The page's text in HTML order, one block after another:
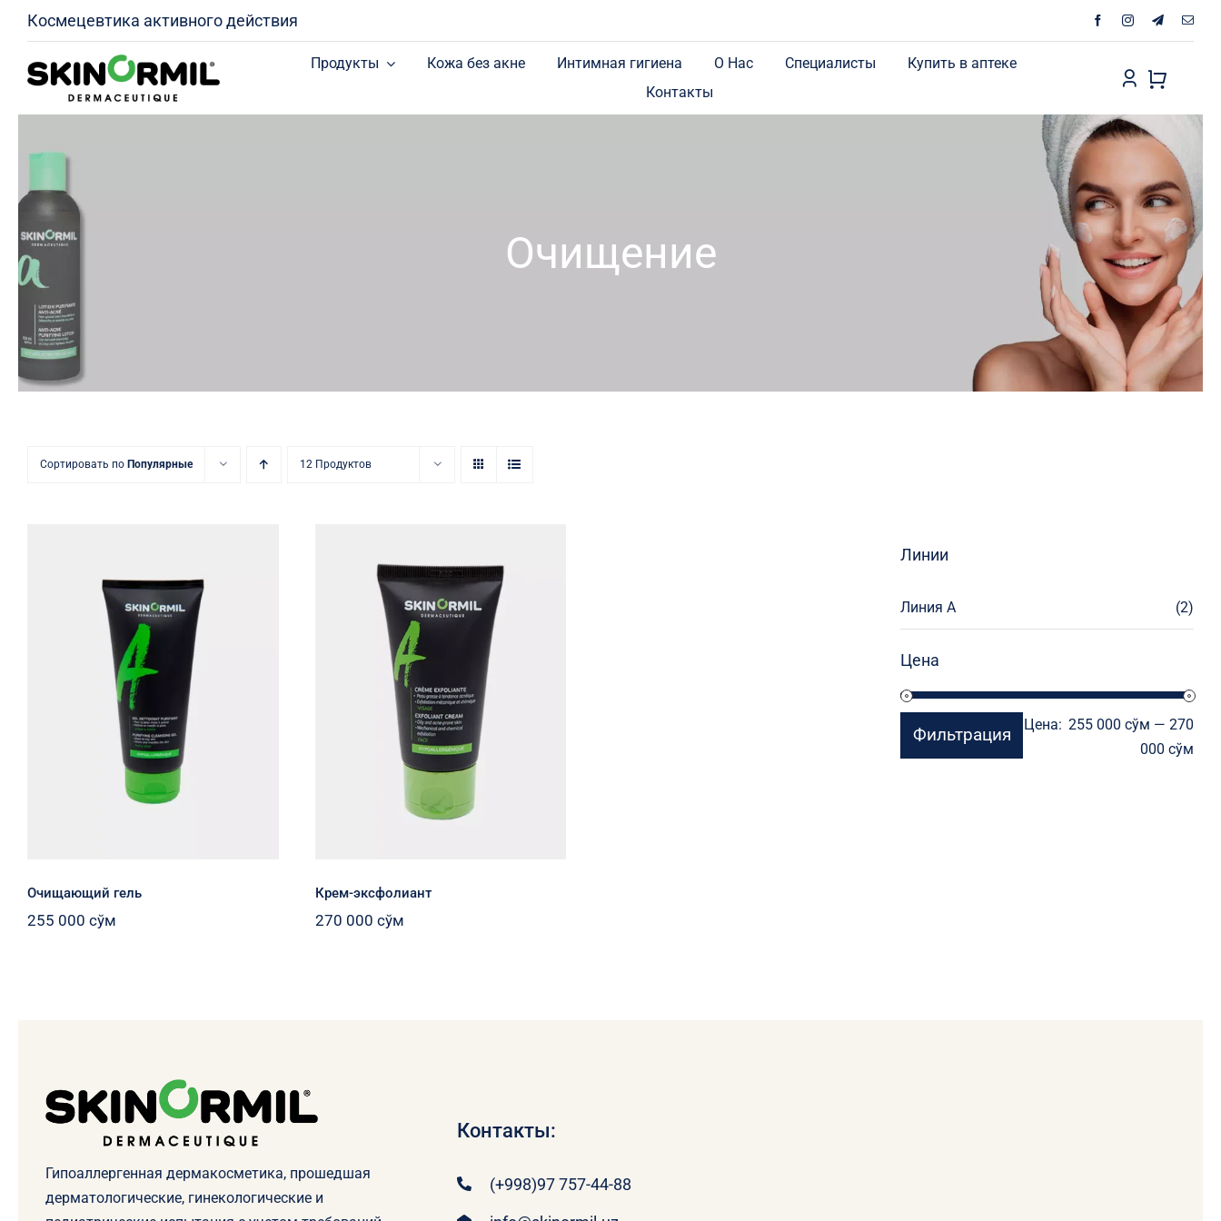
content
Космецевтика активного действия
Продукты Кожа без акне Интимная гигиена О Нас Специалисты
Купить в аптеке
Контакты
Очищение
Сортировать по Популярные 12 Продуктов
Очищающий гель
Очищающий гель
255 000 сўм
Крем-эксфолиант
Крем-эксфолиант
270 000 сўм
Линии
Линия А (2)
Цена
Фильтрация Цена: 255 000 сўм —270
000 сўм
Гипоаллергенная дермакосметика, прошедшая
дерматологические, гинекологические и
Контакты:
(+998)97 757-44-88